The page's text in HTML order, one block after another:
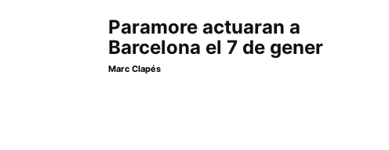
Paramore actuaran a
Barcelona el 7 de gener
Marc Clapés